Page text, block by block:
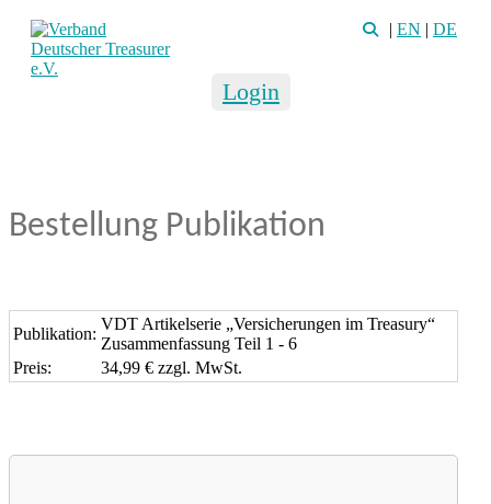
| EN | DE
Login
Bestellung Publikation
Publikation:
VDT Artikelserie „Versicherungen im Treasury“
Zusammenfassung Teil 1 - 6
Preis:
34,99 € zzgl. MwSt.